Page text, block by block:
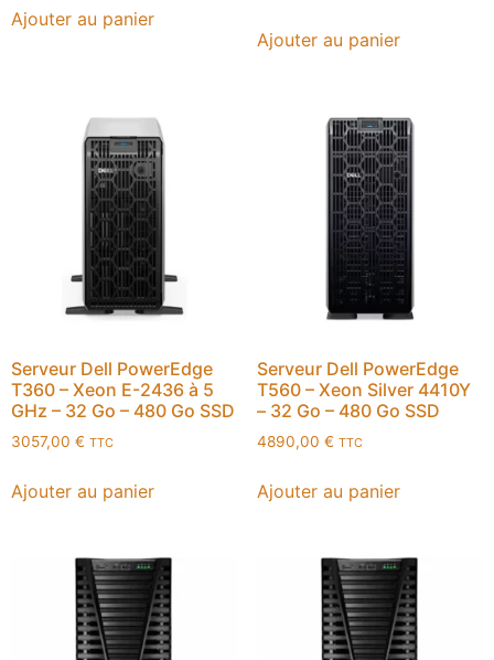
Ajouter au panier
Ajouter au panier
Serveur Dell PowerEdge
T360 – Xeon E-2436 à 5
GHz – 32 Go – 480 Go SSD
3057,00 € TTC
Ajouter au panier
Serveur Dell PowerEdge
T560 – Xeon Silver 4410Y
– 32 Go – 480 Go SSD
4890,00 € TTC
Ajouter au panier